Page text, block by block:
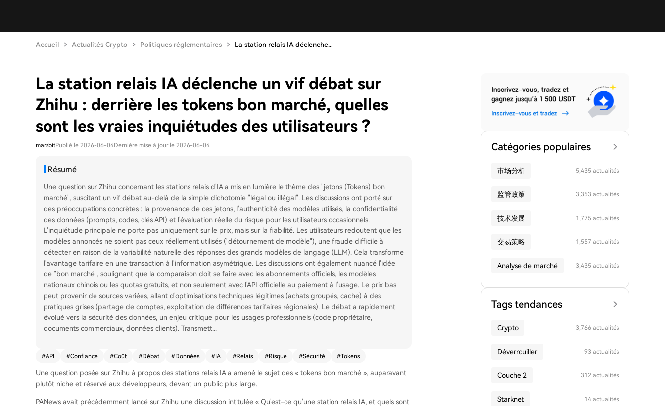
Accueil Actualités Crypto Politiques réglementaires La station relais IA déclenche...
La station relais IA déclenche un vif débat sur
Zhihu : derrière les tokens bon marché, quelles
sont les vraies inquiétudes des utilisateurs ?
marsbitPublié le 2026-06-04Dernière mise à jour le 2026-06-04
Résumé
Une question sur Zhihu concernant les stations relais d'IA a mis en lumière le thème des "jetons (Tokens) bon
marché", suscitant un vif débat au-delà de la simple dichotomie "légal ou illégal". Les discussions ont porté sur
des préoccupations concrètes : la provenance de ces jetons, l'authenticité des modèles utilisés, la confidentialité
des données (prompts, codes, clés API) et l'évaluation réelle du risque pour les utilisateurs occasionnels.
L'inquiétude principale ne porte pas uniquement sur le prix, mais sur la fiabilité. Les utilisateurs redoutent que les
modèles annoncés ne soient pas ceux réellement utilisés ("détournement de modèle"), une fraude difficile à
détecter en raison de la variabilité naturelle des réponses des grands modèles de langage (LLM). Cela transforme
l'avantage tarifaire en une transaction à l'information asymétrique. Les discussions ont également nuancé l'idée
de "bon marché", soulignant que la comparaison doit se faire avec les abonnements officiels, les modèles
nationaux chinois ou les quotas gratuits, et non seulement avec l'API officielle au paiement à l'usage. Le prix bas
peut provenir de sources variées, allant d'optimisations techniques légitimes (achats groupés, cache) à des
pratiques grises (partage de comptes, exploitation de différences tarifaires régionales). Le débat a rapidement
évolué vers la sécurité des données, un enjeu critique pour les usages professionnels (code propriétaire,
documents commerciaux, données clients). Transmett...
#API #Confiance #Coût #Débat #Données #IA #Relais #Risque #Sécurité #Tokens
Une question posée sur Zhihu à propos des stations relais IA a amené le sujet des « tokens bon marché », auparavant
plutôt niche et réservé aux développeurs, devant un public plus large.
PANews avait précédemment lancé sur Zhihu une discussion intitulée « Qu'est-ce qu'une station relais IA, et quels sont
Catégories populaires
市场分析 5,435 actualités
监管政策 3,353 actualités
技术发展 1,775 actualités
交易策略 1,557 actualités
Analyse de marché 3,435 actualités
Tags tendances
Crypto 3,766 actualités
Déverrouiller 93 actualités
Couche 2 312 actualités
Starknet 14 actualités